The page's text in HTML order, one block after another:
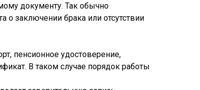
документу. Так обычно
о заключении брака или отсутствии
пенсионное удостоверение,
В таком случае порядок работы